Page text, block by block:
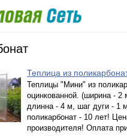
Теплица из
Теплицы "Мини" из
оцинкованной. (ширина - 2
длинна - 4 м, шаг дуги - 1
поликарбонат - 10 лет!
производителя! Оплата